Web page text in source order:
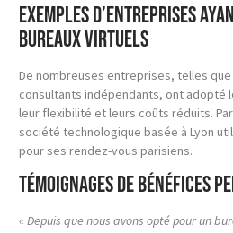
Exemples d’entreprises
bureaux virtuels
De nombreuses entreprises, telles
consultants indépendants, ont adopté
leur flexibilité et leurs coûts réduits.
société technologique basée à Lyon
pour ses rendez-vous parisiens.
Témoignages de bénéfices
« Depuis que nous avons opté pour un